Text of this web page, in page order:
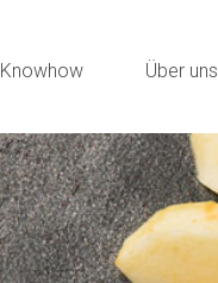
Knowhow Über uns